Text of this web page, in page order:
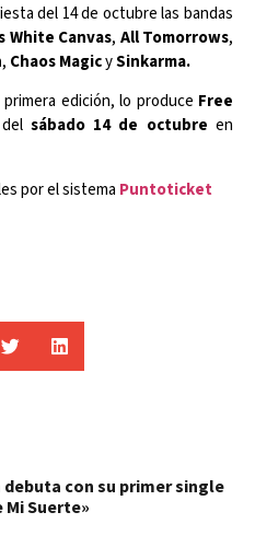
del 14 de octubre las bandas
White Canvas, All Tomorrows,
, Chaos MagicySinkarma.
edición, lo produce Free
sábado 14 de octubre en
por el sistema Puntoticket
debuta con su primer single
Mi Suerte»